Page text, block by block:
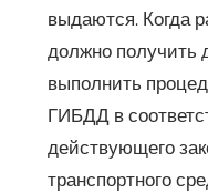
выдаются. Когда
должно получить
выполнить
ГИБДД в
действующего
транспортного